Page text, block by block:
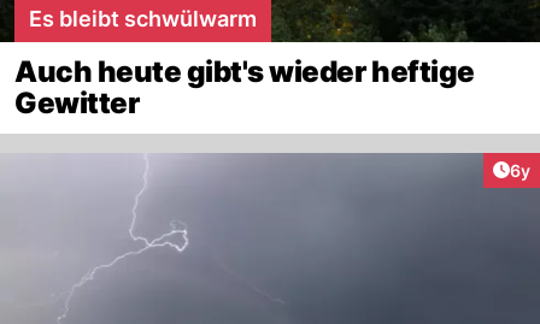
Es bleibt schwülwarm
Auch heute gibt's wieder heftige
Gewitter
6y